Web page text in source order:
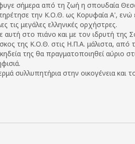
σήμερα από τη ζωή η σπουδαία
την Κ.Ο.Θ. ως Κορυφαία Α', ενώ
τις μεγάλες ελληνικές ορχήστρες.
αυτή στο πιάνο και με τον ιδρυτή της
της Κ.Ο.Θ. στις Η.Π.Α. μάλιστα, από
της θα πραγματοποιηθεί αύριο
συλλυπητήρια στην οικογένεια και